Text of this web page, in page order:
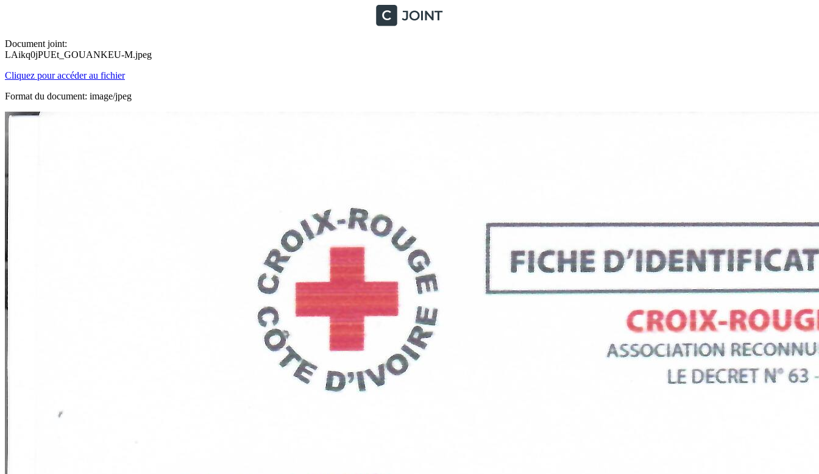
Document joint:
LAikq0jPUEt_GOUANKEU-M.jpeg
Cliquez pour accéder au fichier
Format du document: image/jpeg